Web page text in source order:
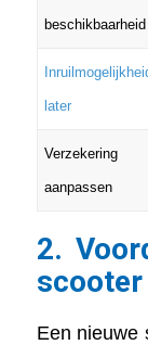
beschikbaarheid
later
Verzekering
aanpassen
2.
scooter
Een nieuwe